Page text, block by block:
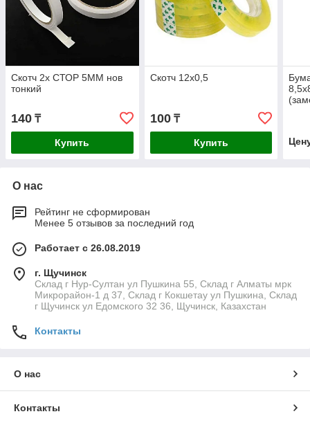
Скотч 2х СТОР 5ММ нов
тонкий
140 ₸
Купить
Скотч 12х0,5
100₸
Купить
О нас
Рейтинг не сформирован
Менее 5 отзывов за последний год
Работает с 26.08.2019
г. Щучинск
Склад г Нур-Султан ул Пушкина 55, Склад г Алматы мрк
Микрорайон-1 д 37, Склад г Кокшетау ул Пушкина, Склад
г Щучинск ул Едомского 32 36, Щучинск, Казахстан
Контакты
О нас
Контакты